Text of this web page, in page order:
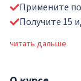
Примените
Получите 15
читать дальше